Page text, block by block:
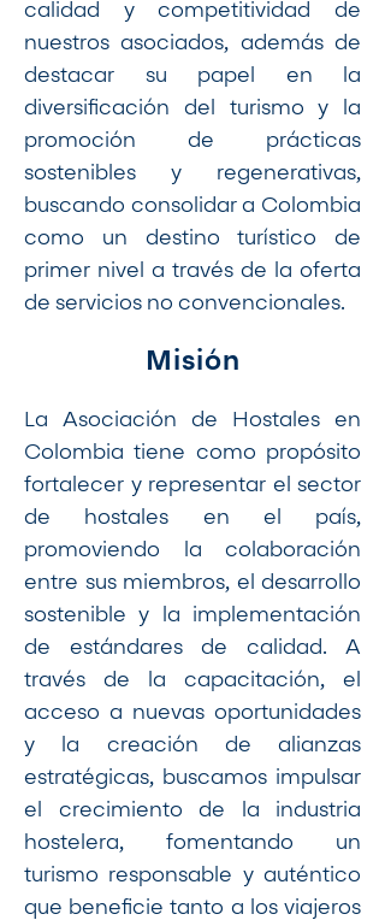
calidad y competitividad de
nuestros asociados, además de
destacar su papel en la
diversificación del turismo y la
promoción de prácticas
sostenibles y regenerativas,
buscando consolidar a Colombia
como un destino turístico de
primer nivel a través de la oferta
de servicios no convencionales.
Misión
La Asociación de Hostales en
Colombia tiene como propósito
fortalecer y representar el sector
de hostales en el país,
promoviendo la colaboración
entre sus miembros, el desarrollo
sostenible y la implementación
de estándares de calidad. A
través de la capacitación, el
acceso a nuevas oportunidades
y la creación de alianzas
estratégicas, buscamos impulsar
el crecimiento de la industria
hostelera, fomentando un
turismo responsable y auténtico
que beneficie tanto a los viajeros